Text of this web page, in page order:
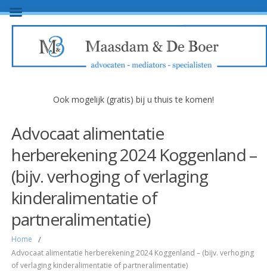
Ook mogelijk (gratis) bij u thuis te komen!
Advocaat alimentatie
herberekening 2024 Koggenland –
(bijv. verhoging of verlaging
kinderalimentatie of
partneralimentatie)
Home /
Advocaat alimentatie herberekening 2024 Koggenland – (bijv. verhoging
of verlaging kinderalimentatie of partneralimentatie)